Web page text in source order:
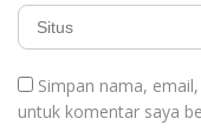
Simpan nama,
untuk komentar saya